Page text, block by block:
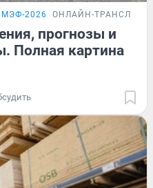
2026 ОНЛАЙН-
прогнозы и
Полная картина